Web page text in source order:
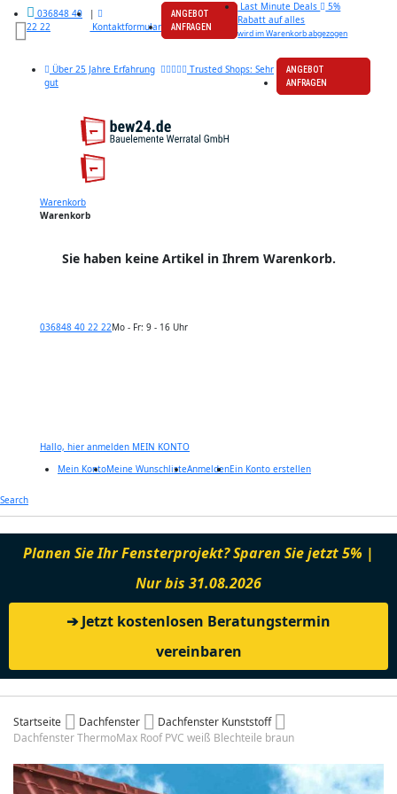
036848 40
22 22
|
Kontaktformular
ANGEBOT
ANFRAGEN
Last Minute Deals
5%
Rabatt auf alles
wird im Warenkorb abgezogen
Über 25 Jahre Erfahrung
Trusted Shops: Sehr
gut
ANGEBOT
ANFRAGEN
Warenkorb
Warenkorb
Sie haben keine Artikel in Ihrem Warenkorb.
036848 40 22 22Mo - Fr: 9 - 16 Uhr
Hallo, hier anmelden MEIN KONTO
Mein KontoMeine WunschlisteAnmeldenEin Konto erstellen
Search
Planen Sie Ihr Fensterprojekt? Sparen Sie jetzt 5% |
Nur bis 31.08.2026
➔ Jetzt kostenlosen Beratungstermin
vereinbaren
Startseite Dachfenster
Dachfenster Kunststoff
Dachfenster ThermoMax Roof PVC weiß Blechteile braun
Zum
Ende